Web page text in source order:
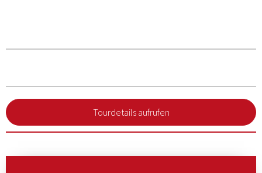
Tourdetails aufrufen